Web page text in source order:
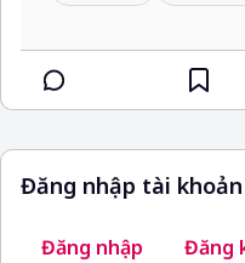
Đăng nhập tài
Đăng nhập Đăng